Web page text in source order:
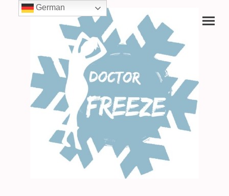
German